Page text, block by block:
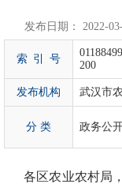
发布日期： 2022-
索 引 号
200
发布机构 武汉市
分 类 政务公
各区农业农村局